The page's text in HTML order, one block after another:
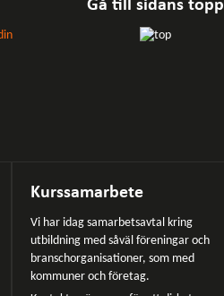
Gå till sidans topp
Kurssamarbete
Vi har idag samarbetsavtal kring
utbildning med såväl föreningar och
branschorganisationer, som med
kommuner och företag.